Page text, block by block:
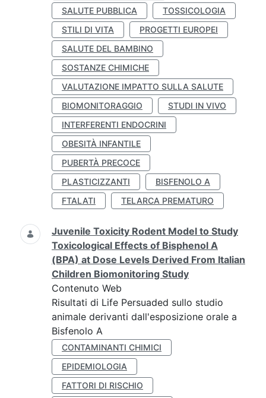
SALUTE PUBBLICA
TOSSICOLOGIA
STILI DI VITA
PROGETTI EUROPEI
SALUTE DEL BAMBINO
SOSTANZE CHIMICHE
VALUTAZIONE IMPATTO SULLA SALUTE
BIOMONITORAGGIO
STUDI IN VIVO
INTERFERENTI ENDOCRINI
OBESITÀ INFANTILE
PUBERTÀ PRECOCE
PLASTICIZZANTI
BISFENOLO A
FTALATI
TELARCA PREMATURO
Juvenile Toxicity Rodent Model to Study
Toxicological Effects of Bisphenol A
(BPA) at Dose Levels Derived From Italian
Children Biomonitoring Study
Contenuto Web
Risultati di Life Persuaded sullo studio
animale derivanti dall'esposizione orale a
Bisfenolo A
CONTAMINANTI CHIMICI
EPIDEMIOLOGIA
FATTORI DI RISCHIO